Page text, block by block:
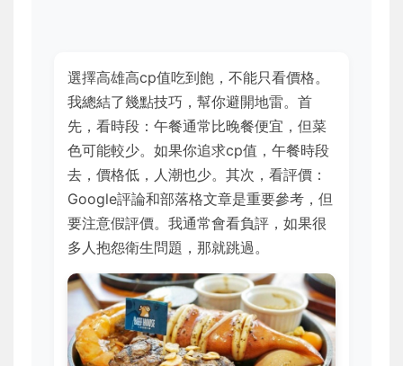
選擇高雄高cp值吃到飽，不能只看價格。
我總結了幾點技巧，幫你避開地雷。首
先，看時段：午餐通常比晚餐便宜，但菜
色可能較少。如果你追求cp值，午餐時段
去，價格低，人潮也少。其次，看評價：
Google評論和部落格文章是重要參考，但
要注意假評價。我通常會看負評，如果很
多人抱怨衛生問題，那就跳過。